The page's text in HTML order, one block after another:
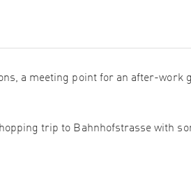
a meeting point for an after-work
trip to Bahnhofstrasse with